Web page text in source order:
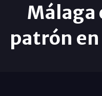
Málaga
patrón